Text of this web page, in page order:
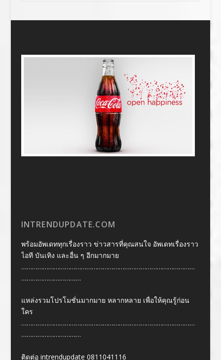
INTRENDUPDATE.COM
พร้อมอัพเดททุกเรื่องราว ข่าวสารที่คุณสนใจ อัพเดทเรื่องราว
ไอที บันเทิง และอื่น ๆ อีกมากมาย
……………………………………………………………………………………
……………………………
แหล่งรวมโปรโมชั่นมากมาย หลากหลาย เพื่อให้คุณรู้ก่อน
ใคร
……………………………………………………………………………………
……………………………
ติดต่อ intrendupdate 0811041116